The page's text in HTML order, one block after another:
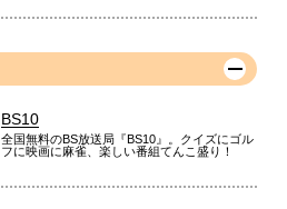
BS10
全国無料のBS放送局『BS10』。クイズにゴル
フに映画に麻雀、楽しい番組てんこ盛り！